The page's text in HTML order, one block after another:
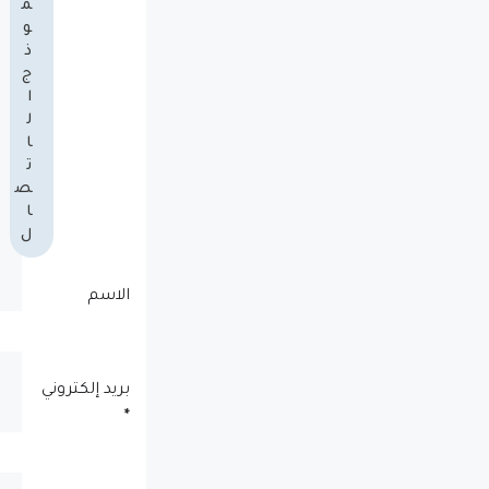
م
و
ذ
ج
ا
ل
ا
ت
ص
ا
ل
الاسم
بريد إلكتروني
*